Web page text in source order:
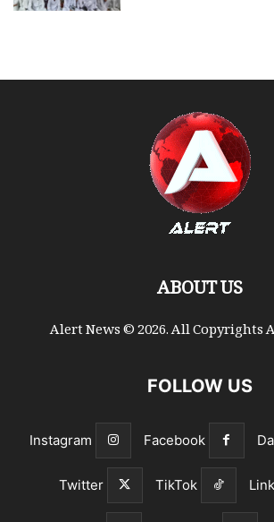
ABOUT US
Alert News © 2026. All Copyrights
FOLLOW US
Facebook
Instagram
TikTok
Twitter